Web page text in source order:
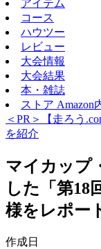
アイテム
コース
ハウツー
レビュー
大会情報
大会結果
本・雑誌
ストア Amazon
＜PR＞【走ろう
を紹介
マイカップ
した「第18
様をレポー
作成日